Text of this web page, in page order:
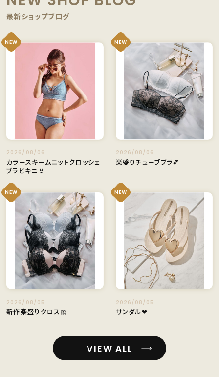
最新ショップブログ
NEW
2026/08/06
カラースキームニットクロッシェ
ブラビキニ👙
NEW
2026/08/06
楽盛りチューブブラ💕
NEW
2026/08/05
新作楽盛りクロス🎀
NEW
2026/08/05
サンダル❤
VIEW ALL